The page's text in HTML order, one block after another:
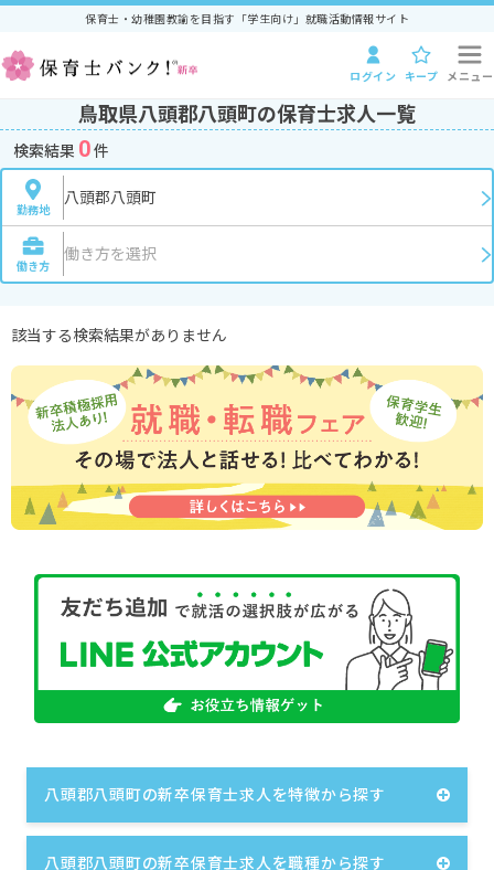
保育士・幼稚園教諭を目指す「学生向け」就職活動情報サイト
ログイン キープ メニュー
鳥取県八頭郡八頭町の保育士求人一覧
検索結果 0件
勤務地
八頭郡八頭町
働き方
働き方を選択
該当する検索結果がありません
八頭郡八頭町の新卒保育士求人を特徴から探す
八頭郡八頭町の新卒保育士求人を職種から探す